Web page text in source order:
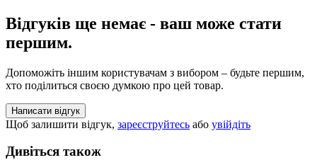
Відгуків ще немає - ваш може стати
першим.
Допоможіть іншим користувачам з вибором – будьте першим,
хто поділиться своєю думкою про цей товар.
Написати відгук
Щоб залишити відгук, зареєструйтесь або увійдіть
Дивіться також